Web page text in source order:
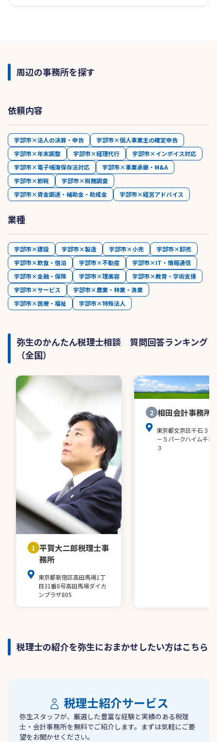
周辺の事務所を探す
依頼内容
宇部市×法人の決算・申告
宇部市×個人事業主の確定申告
宇部市×年末調整
宇部市×経理代行
宇部市×インボイス対応
宇部市×電子帳簿保存法対応
宇部市×事業承継・M&A
宇部市×節税
宇部市×税務調査
宇部市×資金調達・補助金・助成金
宇部市×経営アドバイス
業種
宇部市×建設 宇部市×製造 宇部市×小売
宇部市×卸売
宇部市×飲食・宿泊
宇部市×不動産
宇部市×IT・情報通信
宇部市×金融・保険
宇部市×理美容
宇部市×教育・学術支援
宇部市×サービス
宇部市×農業・林業・漁業
宇部市×医療・福祉
宇部市×特殊法人
弥生のかんたん税理士相談 質問回答ランキング
（全国）
1 平賀大二郎税理士事
務所
東京都新宿区高田馬場1丁
目31番8号高田馬場ダイカ
ンプラザ805
2 相田会計事務所
東京都文京区千石３－
－５パークハイム千石
３
税理士の紹介を弥生におまかせしたい方はこちら
税理士紹介サービス
弥生スタッフが、厳選した豊富な経験と実績のある税理
士・会計事務所を無料でご紹介します。まずは気軽にご要
望をお聞かせください。